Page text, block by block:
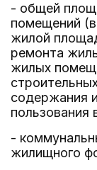
- общей
помещений
жилой
ремонта
жилых
содержания
пользования
-
жилищного